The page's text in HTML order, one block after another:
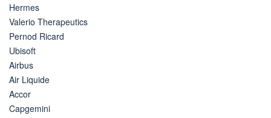
Hermes
Valerio Therapeutics
Pernod Ricard
Ubisoft
Airbus
Air Liquide
Accor
Capgemini